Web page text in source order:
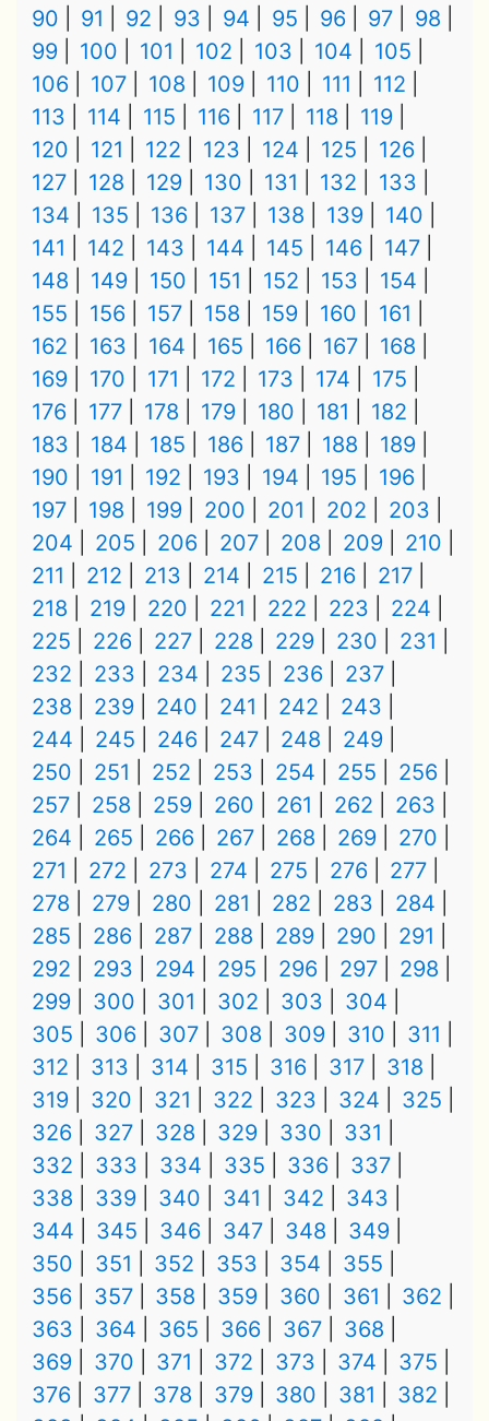
90
91 92 93 94 95 96 97
98
99
100 101 102 103 104
105
106
107 108 109 110 111
112
113
114 115 116 117 118
119
120
121 122 123 124 125
126
127
128 129 130 131 132
133
134
135 136 137 138 139
140
141
142 143 144 145 146
147
148
149 150 151 152 153
154
155
156 157 158 159 160
161
162
163 164 165 166 167
168
169
170 171 172 173 174
175
176
177 178 179 180 181
182
183
184 185 186 187 188
189
190
191 192 193 194 195
196
197
198 199 200 201 202
203
204
205 206 207 208 209
210
211
212 213 214 215 216
217
218
219 220 221 222 223
224
225
226 227 228 229 230
231
232
233 234 235 236
237
238
239 240 241 242
243
244
245 246 247 248
249
250
251 252 253 254 255
256
257
258 259 260 261 262
263
264
265 266 267 268 269
270
271
272 273 274 275 276
277
278
279 280 281 282 283
284
285
286 287 288 289 290
291
292
293 294 295 296 297
298
299
300 301 302 303
304
305
306 307 308 309 310
311
312
313 314 315 316 317
318
319
320 321 322 323 324
325
326
327 328 329 330
331
332
333 334 335 336
337
338
339 340 341 342
343
344
345 346 347 348
349
350
351 352 353 354
355
356
357 358 359 360 361
362
363
364 365 366 367
368
369
370 371 372 373 374
375
376
377 378 379 380 381
382